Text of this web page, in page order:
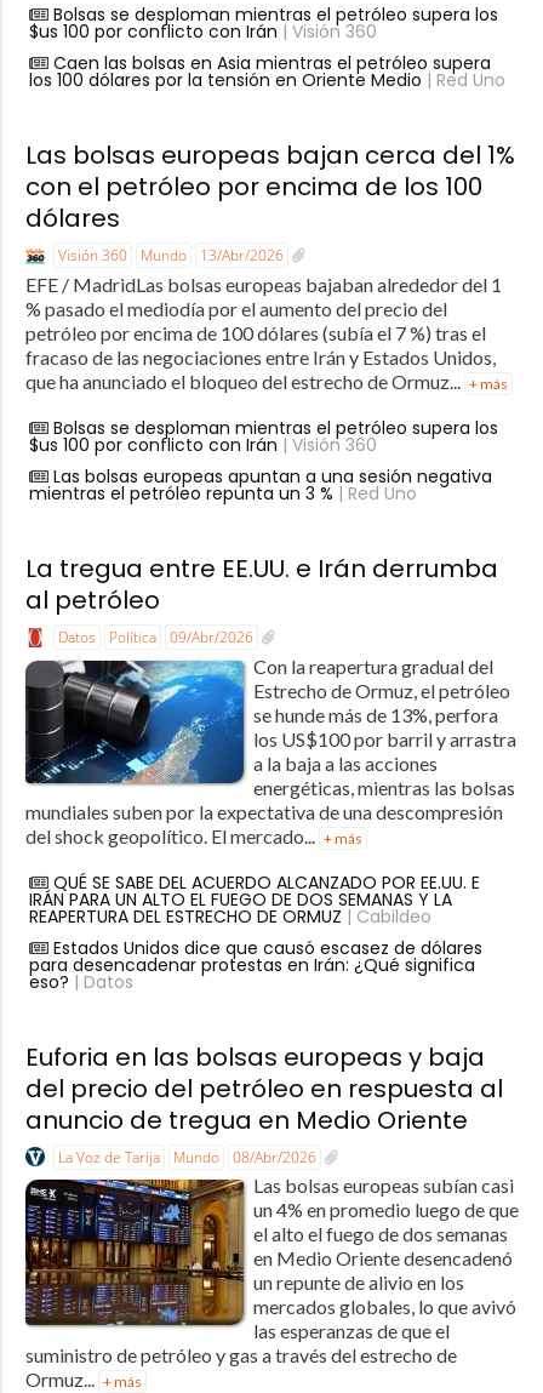
Bolsas se desploman mientras el petróleo supera los
$us 100 por conflicto con Irán | Visión 360
Caen las bolsas en Asia mientras el petróleo supera
los 100 dólares por la tensión en Oriente Medio | Red Uno
Las bolsas europeas bajan cerca del 1%
con el petróleo por encima de los 100
dólares
Visión 360 Mundo 13/Abr/2026
EFE / MadridLas bolsas europeas bajaban alrededor del 1
% pasado el mediodía por el aumento del precio del
petróleo por encima de 100 dólares (subía el 7 %) tras el
fracaso de las negociaciones entre Irán y Estados Unidos,
que ha anunciado el bloqueo del estrecho de Ormuz...
+ más
Bolsas se desploman mientras el petróleo supera los
$us 100 por conflicto con Irán | Visión 360
Las bolsas europeas apuntan a una sesión negativa
mientras el petróleo repunta un 3 % | Red Uno
La tregua entre EE.UU. e Irán derrumba
al petróleo
Datos Política 09/Abr/2026
Con la reapertura gradual del
Estrecho de Ormuz, el petróleo
se hunde más de 13%, perfora
los US$100 por barril y arrastra
a la baja a las acciones
energéticas, mientras las bolsas
mundiales suben por la expectativa de una descompresión
del shock geopolítico. El mercado...
+ más
QUÉ SE SABE DEL ACUERDO ALCANZADO POR EE.UU. E
IRÁN PARA UN ALTO EL FUEGO DE DOS SEMANAS Y LA
REAPERTURA DEL ESTRECHO DE ORMUZ | Cabildeo
Estados Unidos dice que causó escasez de dólares
para desencadenar protestas en Irán: ¿Qué significa
eso? | Datos
Euforia en las bolsas europeas y baja
del precio del petróleo en respuesta al
anuncio de tregua en Medio Oriente
La Voz de Tarija Mundo 08/Abr/2026
Las bolsas europeas subían casi
un 4% en promedio luego de que
el alto el fuego de dos semanas
en Medio Oriente desencadenó
un repunte de alivio en los
mercados globales, lo que avivó
las esperanzas de que el
suministro de petróleo y gas a través del estrecho de
Ormuz... + más